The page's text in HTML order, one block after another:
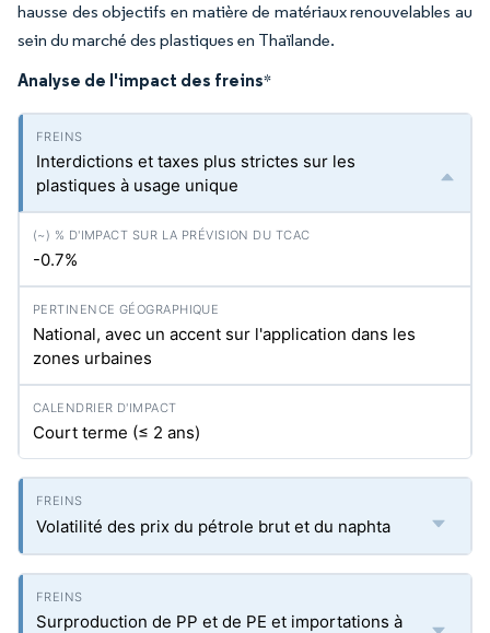
hausse des objectifs en matière de matériaux renouvelables au
sein du marché des plastiques en Thaïlande.
Analyse de l'impact des freins*
Interdictions et taxes plus strictes sur les
plastiques à usage unique
-0.7%
National, avec un accent sur l'application dans les
zones urbaines
Court terme (≤ 2 ans)
Volatilité des prix du pétrole brut et du naphta
Surproduction de PP et de PE et importations à